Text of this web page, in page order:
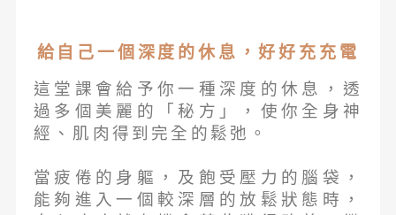
給自己一個深度的休息，好好充充電
這堂課會給予你一種深度的休息，透
過多個美麗的「秘方」，使你全身神
經、肌肉得到完全的鬆弛。
當疲倦的身軀，及飽受壓力的腦袋，
能夠進入一個較深層的放鬆狀態時，